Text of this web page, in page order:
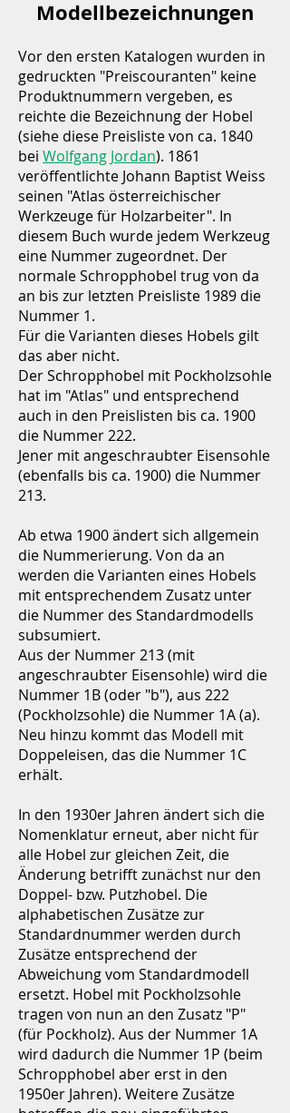
Modellbezeichnungen
Vor den ersten Katalogen wurden in
gedruckten "Preiscouranten" keine
Produktnummern vergeben, es
reichte die Bezeichnung der Hobel
(siehe diese Preisliste von ca. 1840
bei Wolfgang Jordan). 1861
veröffentlichte Johann Baptist Weiss
seinen "Atlas österreichischer
Werkzeuge für Holzarbeiter". In
diesem Buch wurde jedem Werkzeug
eine Nummer zugeordnet. Der
normale Schropphobel trug von da
an bis zur letzten Preisliste 1989 die
Nummer 1.
Für die Varianten dieses Hobels gilt
das aber nicht.
Der Schropphobel mit Pockholzsohle
hat im "Atlas" und entsprechend
auch in den Preislisten bis ca. 1900
die Nummer 222.
Jener mit angeschraubter Eisensohle
(ebenfalls bis ca. 1900) die Nummer
213.
Ab etwa 1900 ändert sich allgemein
die Nummerierung. Von da an
werden die Varianten eines Hobels
mit entsprechendem Zusatz unter
die Nummer des Standardmodells
subsumiert.
Aus der Nummer 213 (mit
angeschraubter Eisensohle) wird die
Nummer 1B (oder "b"), aus 222
(Pockholzsohle) die Nummer 1A (a).
Neu hinzu kommt das Modell mit
Doppeleisen, das die Nummer 1C
erhält.
In den 1930er Jahren ändert sich die
Nomenklatur erneut, aber nicht für
alle Hobel zur gleichen Zeit, die
Änderung betrifft zunächst nur den
Doppel- bzw. Putzhobel. Die
alphabetischen Zusätze zur
Standardnummer werden durch
Zusätze entsprechend der
Abweichung vom Standardmodell
ersetzt. Hobel mit Pockholzsohle
tragen von nun an den Zusatz "P"
(für Pockholz). Aus der Nummer 1A
wird dadurch die Nummer 1P (beim
Schropphobel aber erst in den
1950er Jahren). Weitere Zusätze